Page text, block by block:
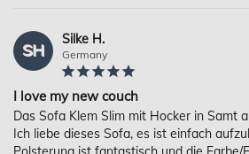
SH
Silke H.
Germany
I love my new couch
Das Sofa Klem Slim mit Hocker in Samt
Ich liebe dieses Sofa, es ist einfach